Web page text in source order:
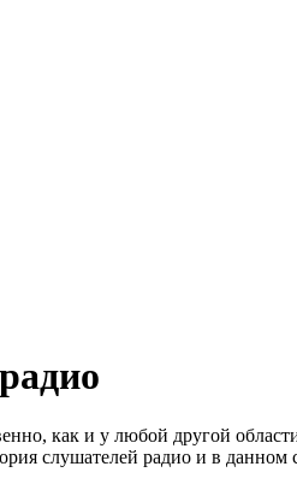
как и у любой другой
слушателей радио и в данном